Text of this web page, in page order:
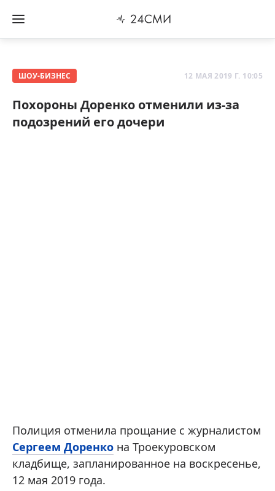
ШОУ-БИЗНЕС 12 МАЯ 2019 Г. 10:05
Похороны Доренко отменили из-за
подозрений его дочери
Полиция отменила прощание с журналистом
Сергеем Доренко на Троекуровском
кладбище, запланированное на воскресенье,
12 мая 2019 года.